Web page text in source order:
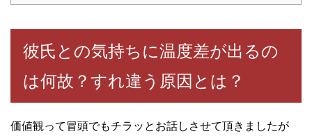
彼氏との気持ちに温度差が出るの
は何故？すれ違う原因とは？
価値観って冒頭でもチラッとお話しさせて頂きましたが